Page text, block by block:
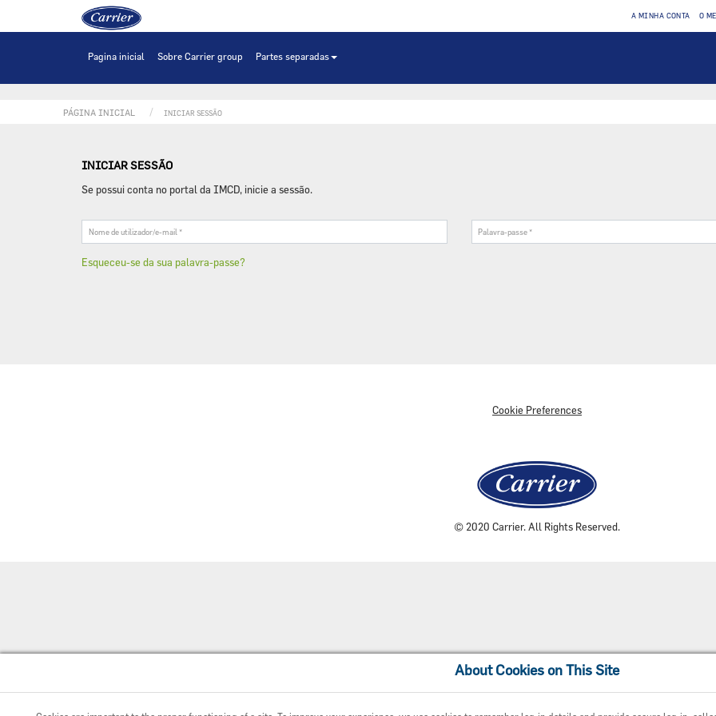
A MINHA CONTA O
Home
Pagina inicial Sobre Carrier group Partes separadas
PÁGINA INICIAL INICIAR SESSÃO
INICIAR SESSÃO
Se possui conta no portal da IMCD, inicie a sessão.
de
mail
passe
Esqueceu-se da sua palavra-passe?
Cookie Preferences
© 2020 Carrier. All Rights Reserved.
About Cookies on This Site